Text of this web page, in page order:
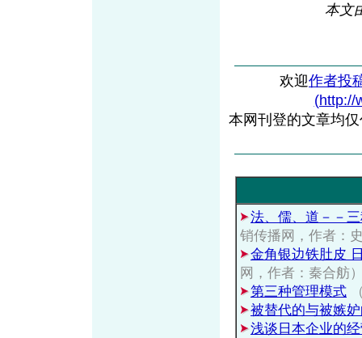
本文
欢迎作者投
(http://
本网刊登的文章均
法、儒、道－－
销传播网，作者：
金角银边铁肚皮
网，作者：秦合舫
第三种管理模式
被替代的与被嫉
浅谈日本企业的